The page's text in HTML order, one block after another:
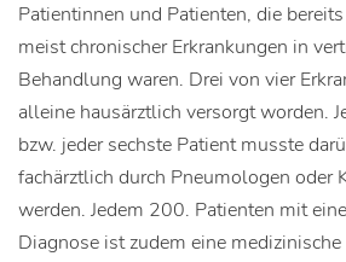
Patientinnen und Patienten, die
meist chronischer Erkrankungen in
Behandlung waren. Drei von vier
alleine hausärztlich versorgt worden.
bzw. jeder sechste Patient musste
fachärztlich durch Pneumologen oder
werden. Jedem 200. Patienten mit
Diagnose ist zudem eine